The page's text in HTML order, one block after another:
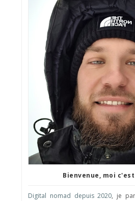
Bienvenue, moi
Digital nomad depuis 2020, je